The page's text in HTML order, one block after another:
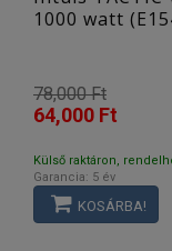
1000 watt
78,000 Ft
64,000 Ft
Külső raktáron,
Garancia: 5 év
KOSÁRBA!